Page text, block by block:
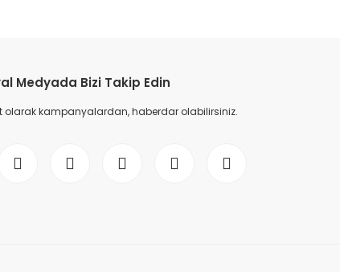
Medyada Bizi Takip Edin
olarak kampanyalardan, haberdar olabilirsiniz.